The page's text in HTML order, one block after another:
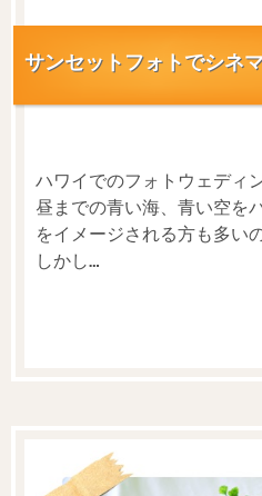
サンセットフォトでシネ
ハワイでのフォトウェディ
昼までの青い海、青い空を
をイメージされる方も多い
しかし…